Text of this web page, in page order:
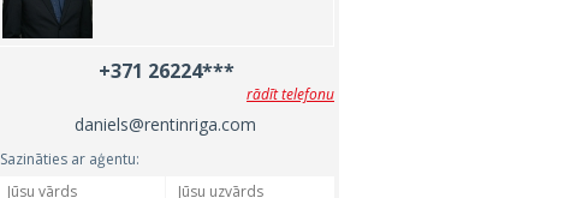
+371 26224***
rādīt telefonu
daniels@rentinriga.com
Sazināties ar aģentu: